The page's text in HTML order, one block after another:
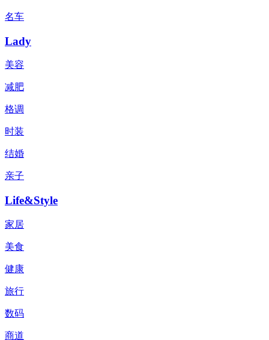
名车
Lady
美容
减肥
格调
时装
结婚
亲子
Life&Style
家居
美食
健康
旅行
数码
商道